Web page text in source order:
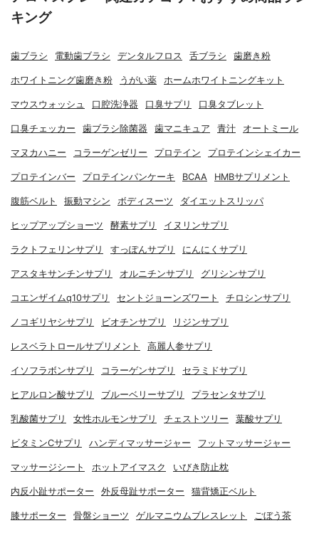
キング
歯ブラシ 電動歯ブラシ デンタルフロス 舌ブラシ 歯磨き粉
ホワイトニング歯磨き粉 うがい薬 ホームホワイトニングキット
マウスウォッシュ 口腔洗浄器 口臭サプリ 口臭タブレット
口臭チェッカー 歯ブラシ除菌器 歯マニキュア 青汁 オートミール
マヌカハニー コラーゲンゼリー プロテイン プロテインシェイカー
プロテインバー プロテインパンケーキ BCAA HMBサプリメント
腹筋ベルト 振動マシン ボディスーツ ダイエットスリッパ
ヒップアップショーツ 酵素サプリ イヌリンサプリ
ラクトフェリンサプリ すっぽんサプリ にんにくサプリ
アスタキサンチンサプリ オルニチンサプリ グリシンサプリ
コエンザイムq10サプリ セントジョーンズワート チロシンサプリ
ノコギリヤシサプリ ビオチンサプリ リジンサプリ
レスベラトロールサプリメント 高麗人参サプリ
イソフラボンサプリ コラーゲンサプリ セラミドサプリ
ヒアルロン酸サプリ ブルーベリーサプリ プラセンタサプリ
乳酸菌サプリ 女性ホルモンサプリ チェストツリー 葉酸サプリ
ビタミンCサプリ ハンディマッサージャー フットマッサージャー
マッサージシート ホットアイマスク いびき防止枕
内反小趾サポーター 外反母趾サポーター 猫背矯正ベルト
膝サポーター 骨盤ショーツ ゲルマニウムブレスレット ごぼう茶